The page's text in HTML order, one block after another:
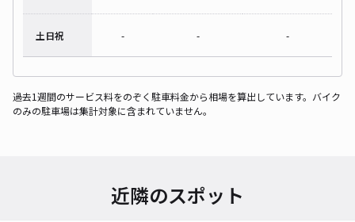
土日祝 - - -
過去1週間のサービス料をのぞく駐車料金から相場を算出しています。バイク
のみの駐車場は集計対象に含まれていません。
近隣のスポット